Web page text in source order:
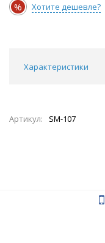
% Хотите дешевле?
Характеристики
Артикул: SM-107